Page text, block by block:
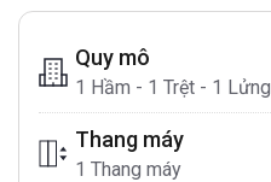
Quy mô
1 Hầm - 1 Trệt - 1
Thang máy
1 Thang máy